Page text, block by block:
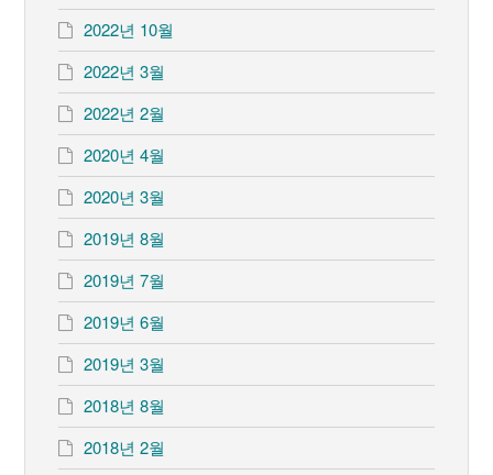
2022년 10월
2022년 3월
2022년 2월
2020년 4월
2020년 3월
2019년 8월
2019년 7월
2019년 6월
2019년 3월
2018년 8월
2018년 2월